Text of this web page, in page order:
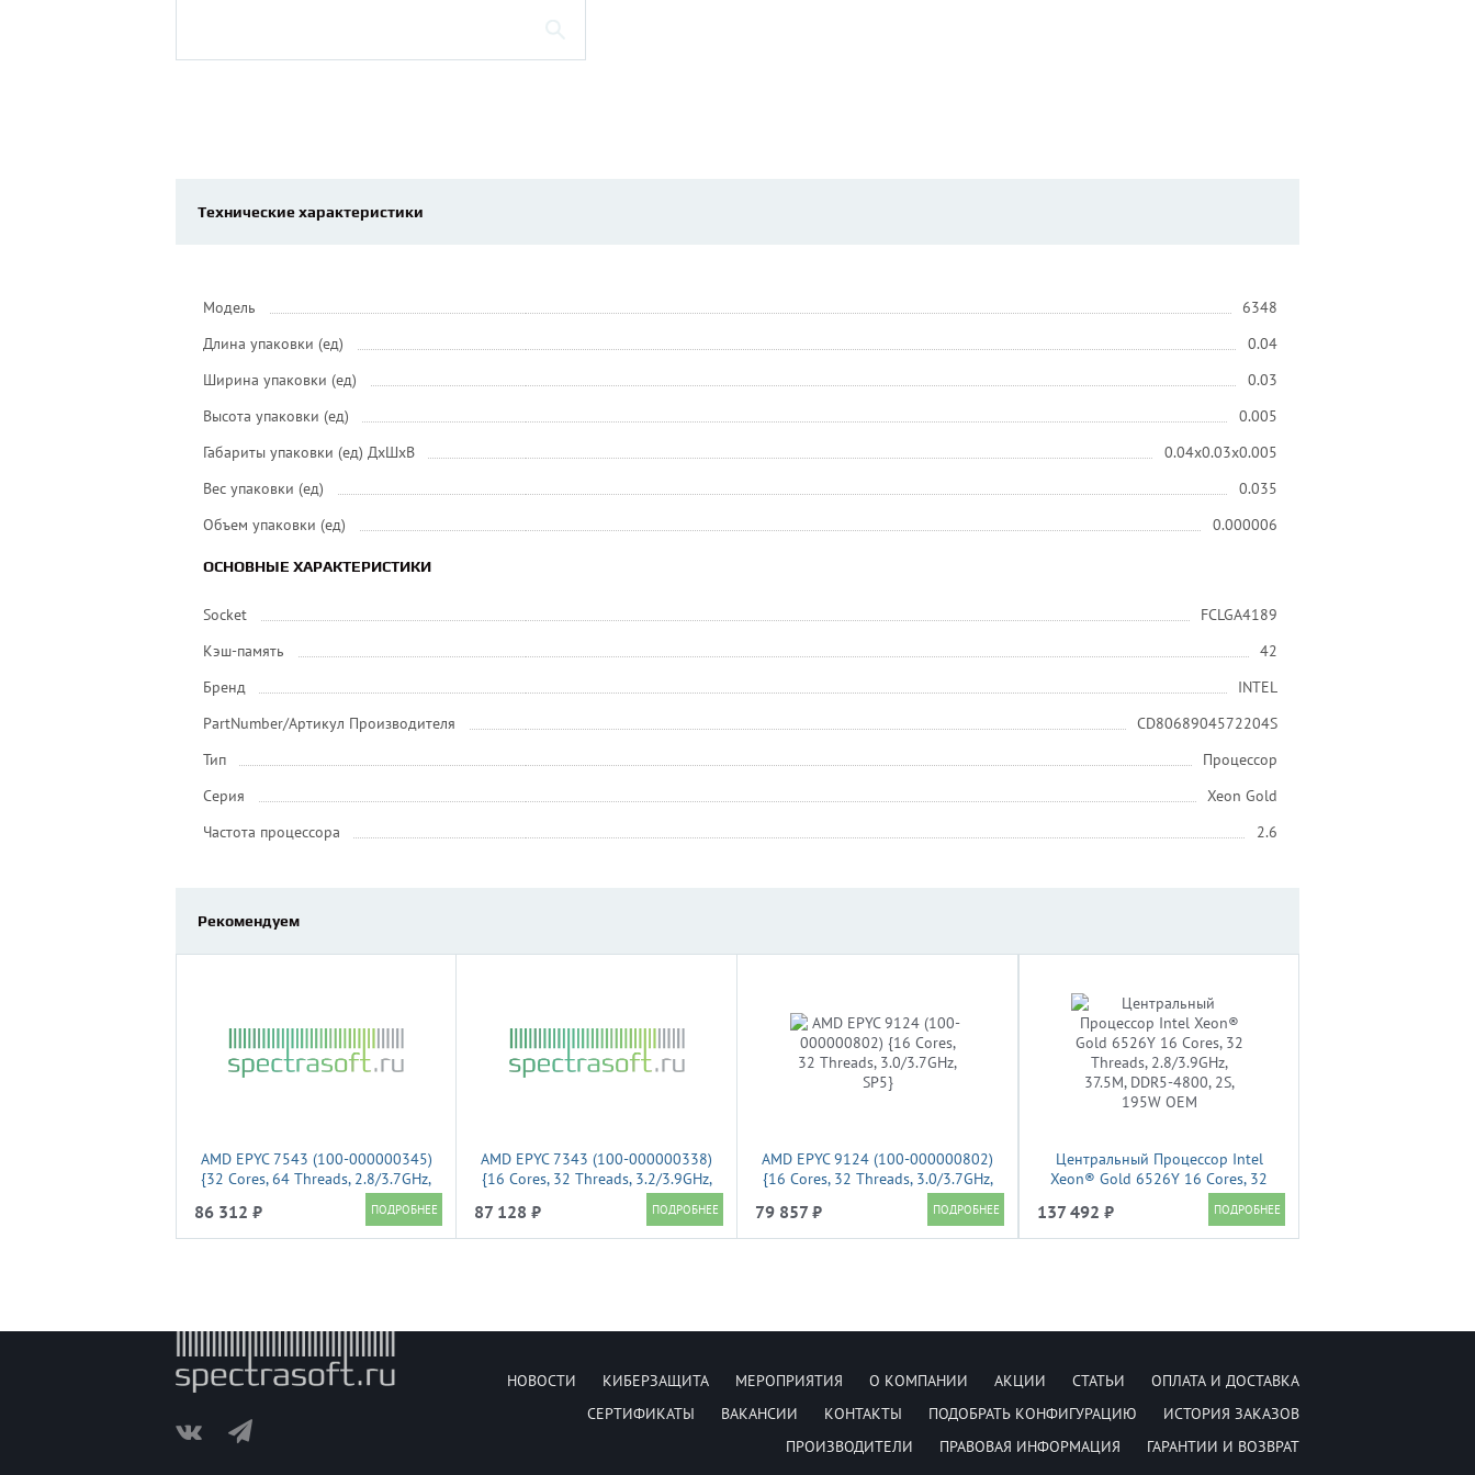
Технические характеристики
Модель
6348
Длина упаковки (ед)
0.04
Ширина упаковки (ед)
0.03
Высота упаковки (ед)
0.005
Габариты упаковки (ед) ДхШхВ
0.04x0.03x0.005
Вес упаковки (ед)
0.035
Объем упаковки (ед)
0.000006
ОСНОВНЫЕ ХАРАКТЕРИСТИКИ
Socket
FCLGA4189
Кэш-память
42
Бренд
INTEL
PartNumber/Артикул Производителя
CD8068904572204S
Тип
Процессор
Серия
Xeon Gold
Частота процессора
2.6
Рекомендуем
AMD EPYC 7543 (100-000000345)
{32 Cores, 64 Threads, 2.8/3.7GHz,
86 312 ₽
AMD EPYC 7343 (100-000000338)
{16 Cores, 32 Threads, 3.2/3.9GHz,
87 128 ₽
AMD EPYC 9124 (100-000000802)
{16 Cores, 32 Threads, 3.0/3.7GHz,
79 857 ₽
Центральный Процессор Intel
Xeon® Gold 6526Y 16 Cores, 32
Threads, 2.8/3.9GHz, 37.5M, DDR5-
4800, 2S, 195W OEM
137 492 ₽
НОВОСТИ КИБЕРЗАЩИТА МЕРОПРИЯТИЯ О КОМПАНИИ АКЦИИ СТАТЬИ
ОПЛАТА И ДОСТАВКА
СЕРТИФИКАТЫ
ВАКАНСИИ КОНТАКТЫ ПОДОБРАТЬ КОНФИГУРАЦИЮ
ИСТОРИЯ ЗАКАЗОВ
ПРОИЗВОДИТЕЛИ
ПРАВОВАЯ ИНФОРМАЦИЯ ГАРАНТИИ И ВОЗВРАТ